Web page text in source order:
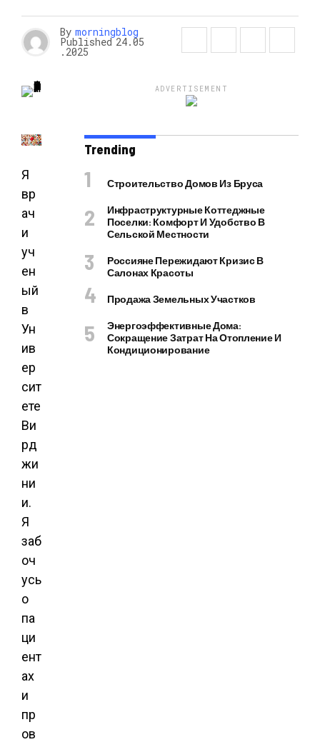
By morningblog
Published 24.05
.2025
Я
вр
ач
и
уч
ен
ый
в
Ун
ив
ер
сит
ете
Ви
рд
жи
ни
и.
Я
заб
оч
усь
о
па
ци
ент
ах
и ​​
пр
ов
ADVERTISEMENT
Trending
Строительство Домов Из Бруса
Инфраструктурные Коттеджные
Поселки: Комфорт И Удобство В
Сельской Местности
Россияне Пережидают Кризис В
Салонах Красоты
Продажа Земельных Участков
Энергоэффективные Дома:
Сокращение Затрат На Отопление И
Кондиционирование